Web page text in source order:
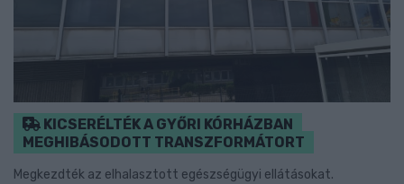
KICSERÉLTÉK A GYŐRI KÓRHÁZBAN
MEGHIBÁSODOTT TRANSZFORMÁTORT
Megkezdték az elhalasztott egészségügyi ellátásokat.